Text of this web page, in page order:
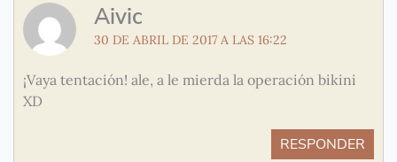
Aivic
30 DE ABRIL DE 2017 A LAS 16:22
¡Vaya tentación! ale, a le mierda la operación bikini
XD
RESPONDER